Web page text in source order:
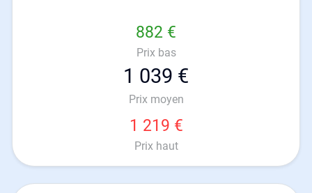
882 €
Prix bas
1 039 €
Prix moyen
1 219 €
Prix haut